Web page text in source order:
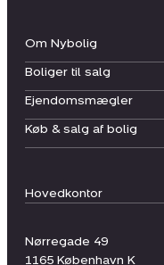
Hovedkontor
Nørregade 49
1165 København K
Om Nybolig
Boliger til salg
Ejendomsmægler
Køb & salg af bolig